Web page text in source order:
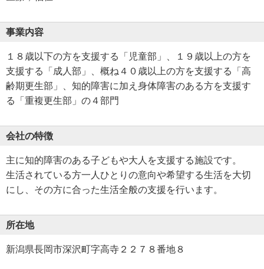
事業内容
１８歳以下の方を支援する「児童部」、１９歳以上の方を
支援する「成人部」、概ね４０歳以上の方を支援する「高
齢期更生部」、知的障害に加え身体障害のある方を支援す
る「重複更生部」の４部門
会社の特徴
主に知的障害のある子どもや大人を支援する施設です。
生活されている方一人ひとりの意向や希望する生活を大切
にし、その方に合った生活全般の支援を行います。
所在地
新潟県長岡市深沢町字高寺２２７８番地８